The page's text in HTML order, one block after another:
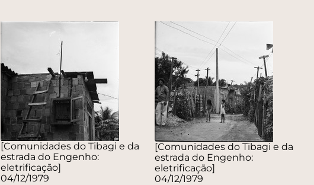
[Comunidades do Tibagi e da
estrada do Engenho:
eletrificação]
04/12/1979
[Comunidades do Tibagi e da
estrada do Engenho:
eletrificação]
04/12/1979